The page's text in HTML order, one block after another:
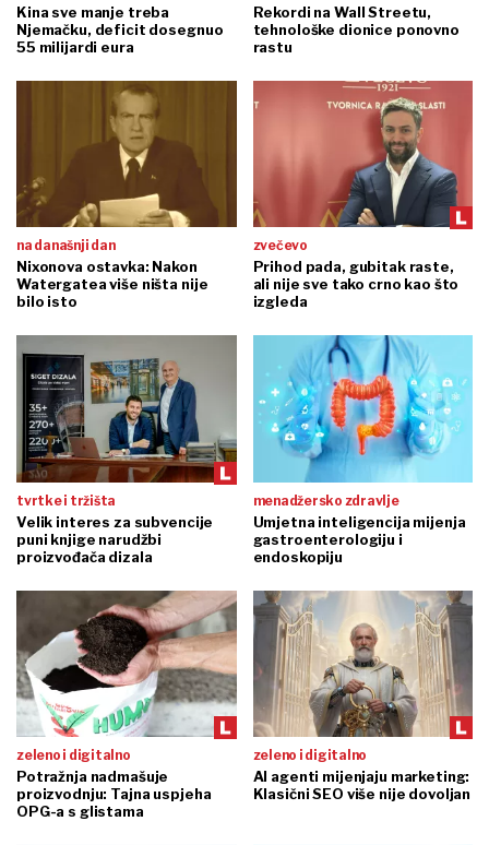
Kina sve manje treba
Njemačku, deficit dosegnuo
55 milijardi eura
Rekordi na Wall Streetu,
tehnološke dionice ponovno
rastu
na današnji dan
Nixonova ostavka: Nakon
Watergatea više ništa nije
bilo isto
zvečevo
Prihod pada, gubitak raste,
ali nije sve tako crno kao što
izgleda
tvrtke i tržišta
Velik interes za subvencije
puni knjige narudžbi
proizvođača dizala
menadžersko zdravlje
Umjetna inteligencija mijenja
gastroenterologiju i
endoskopiju
zeleno i digitalno
Potražnja nadmašuje
proizvodnju: Tajna uspjeha
OPG-a s glistama
zeleno i digitalno
AI agenti mijenjaju marketing:
Klasični SEO više nije dovoljan